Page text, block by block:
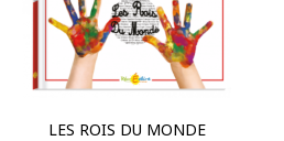
LES ROIS DU MONDE